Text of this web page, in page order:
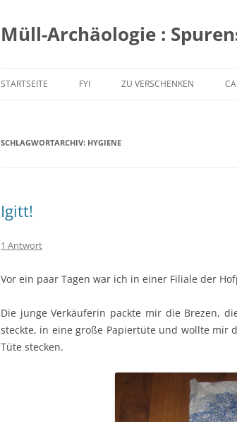
springen
Müll-Archäologie :
STARTSEITE FYI ZU VERSCHENKEN
SCHLAGWORTARCHIV: HYGIENE
Igitt!
1 Antwort
Vor ein paar Tagen war ich in einer Filiale der
Die junge Verkäuferin packte mir die Brezen,
steckte, in eine große Papiertüte und wollte mir
Tüte stecken.